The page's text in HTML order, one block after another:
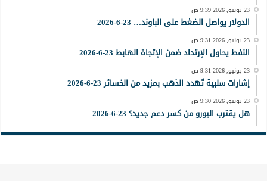
23 يونيو, 2026 9:39 ص
الدولار يواصل الضغط على الباوند… 23-6-2026
23 يونيو, 2026 9:31 ص
النفط يحاول الإرتداد ضمن الإتجاة الهابط 23-6-2026
23 يونيو, 2026 9:31 ص
إشارات سلبية تُهدد الذهب بمزيد من الخسائر 23-6-2026
23 يونيو, 2026 9:30 ص
هل يقترب اليورو من كسر دعم جديد؟ 23-6-2026